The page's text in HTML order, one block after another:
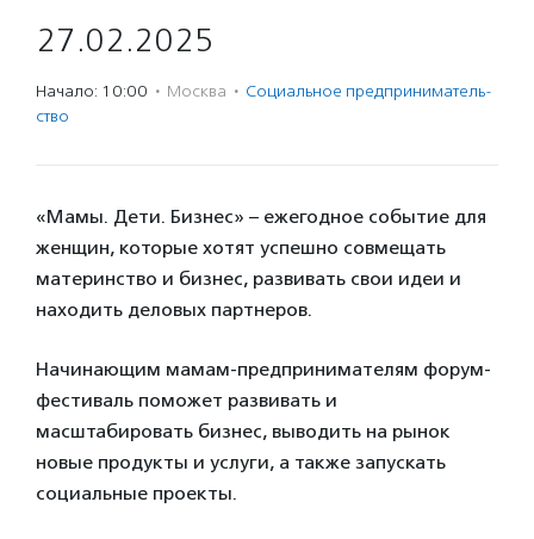
27.02.2025
Начало: 10:00 · Москва · Социальное предпри­нима­тель­
ство
«Мамы. Дети. Бизнес» – ежегодное событие для
женщин, которые хотят успешно совмещать
материнство и бизнес, развивать свои идеи и
находить деловых партнеров.
Начинающим мамам-предпринимателям форум-
фестиваль поможет развивать и
масштабировать бизнес, выводить на рынок
новые продукты и услуги, а также запускать
социальные проекты.